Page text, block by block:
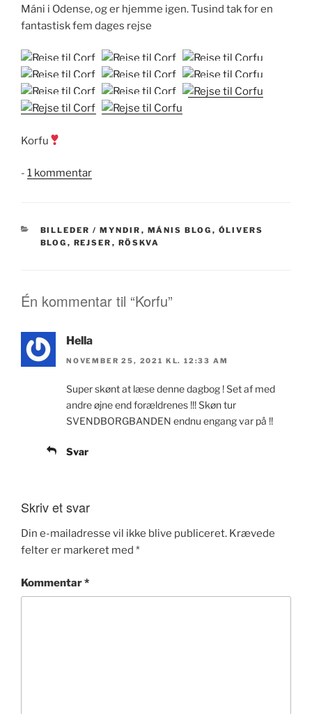
Máni i Odense, og er hjemme igen. Tusind tak for en
fantastisk fem dages rejse
Korfu
- 1 kommentartil
KATEGORIER
BILLEDER / MYNDIR , MÁNIS BLOG , ÓLIVERS
BLOG , REJSER , RÖSKVA
Én kommentar til “Korfu”
Hella
NOVEMBER 25, 2021 KL. 12:33 AM
Super skønt at læse denne dagbog ! Set af med
andre øjne end forældrenes !!! Skøn tur
SVENDBORGBANDEN endnu engang var på !!
Svar
Skriv et svar
Din e-mailadresse vil ikke blive publiceret. Krævede
felter er markeret med *
Kommentar*